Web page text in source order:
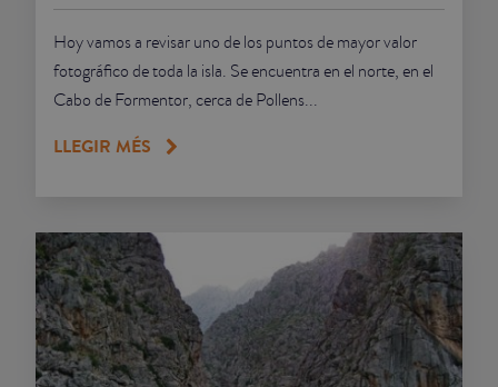
Hoy vamos a revisar uno de los puntos de mayor valor
fotográfico de toda la isla. Se encuentra en el norte, en el
Cabo de Formentor, cerca de Pollens...
LLEGIR MÉS